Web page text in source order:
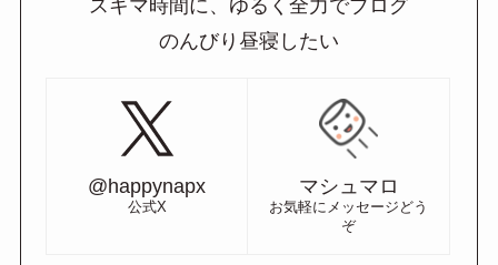
スキマ時間に、ゆるく全力でブログ
のんびり昼寝したい
@happynapx
公式X
マシュマロ
お気軽にメッセージどう
ぞ